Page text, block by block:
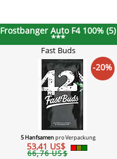
Frostbanger Auto F4 100% (5)
***
Fast Buds
-20%
5 Hanfsamenpro Verpackung
53,41 US$
66,76 US$